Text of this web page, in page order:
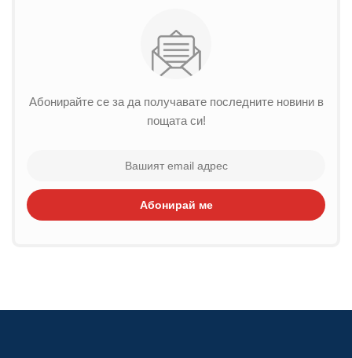
Абонирайте се за да получавате последните новини в
пощата си!
Абонирай ме